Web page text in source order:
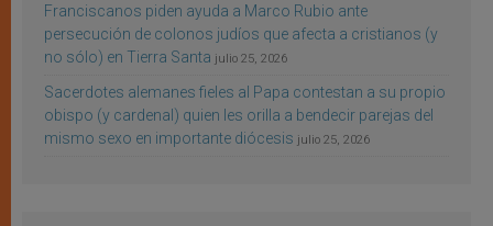
Franciscanos piden ayuda a Marco Rubio ante
persecución de colonos judíos que afecta a cristianos (y
no sólo) en Tierra Santa julio 25, 2026
Sacerdotes alemanes fieles al Papa contestan a su propio
obispo (y cardenal) quien les orilla a bendecir parejas del
mismo sexo en importante diócesis julio 25, 2026